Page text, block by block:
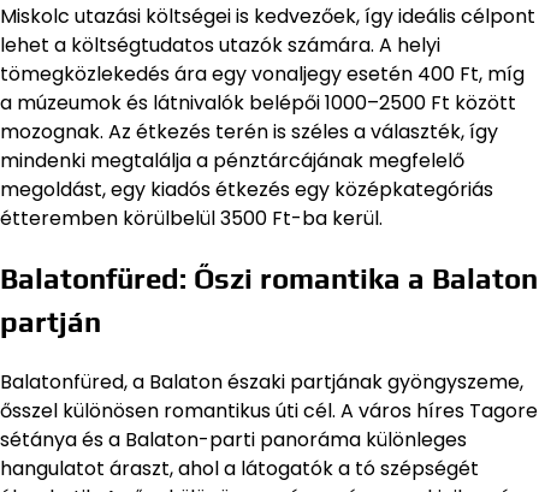
Miskolc utazási költségei is kedvezőek, így ideális célpont
lehet a költségtudatos utazók számára. A helyi
tömegközlekedés ára egy vonaljegy esetén 400 Ft, míg
a múzeumok és látnivalók belépői 1000–2500 Ft között
mozognak. Az étkezés terén is széles a választék, így
mindenki megtalálja a pénztárcájának megfelelő
megoldást, egy kiadós étkezés egy középkategóriás
étteremben körülbelül 3500 Ft-ba kerül.
Balatonfüred: Őszi romantika a Balaton
partján
Balatonfüred, a Balaton északi partjának gyöngyszeme,
ősszel különösen romantikus úti cél. A város híres Tagore
sétánya és a Balaton-parti panoráma különleges
hangulatot áraszt, ahol a látogatók a tó szépségét